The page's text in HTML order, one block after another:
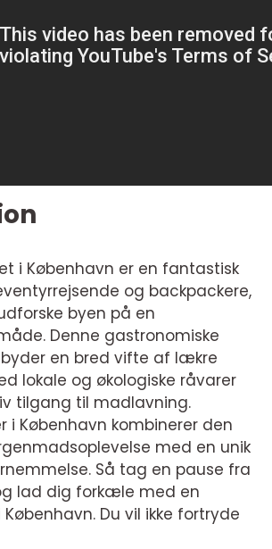
i København er en fantastisk
og backpackere,
byen på en
Denne gastronomiske
en bred vifte af lækre
lokale og økologiske råvarer
tilgang til madlavning.
i København kombinerer den
med en unik
Så tag en pause fra
lad dig forkæle med en
Du vil ikke fortryde